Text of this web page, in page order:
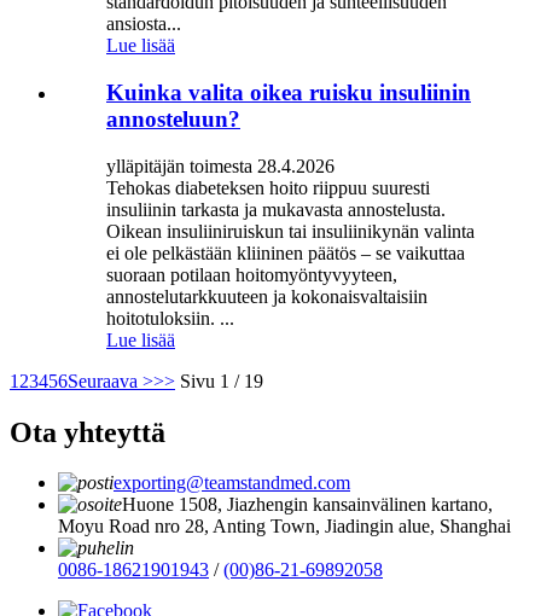
ansiosta...
Lue lisää
Kuinka valita oikea ruisku insuliinin
annosteluun?
ylläpitäjän toimesta 28.4.2026
Tehokas diabeteksen hoito riippuu suuresti
insuliinin tarkasta ja mukavasta annostelusta.
Oikean insuliiniruiskun tai insuliinikynän valinta
ei ole pelkästään kliininen päätös – se vaikuttaa
suoraan potilaan hoitomyöntyvyyteen,
annostelutarkkuuteen ja kokonaisvaltaisiin
hoitotuloksiin. ...
Lue lisää
1 23456Seuraava >>> Sivu 1 / 19
Ota yhteyttä
exporting@teamstandmed.com
Huone 1508, Jiazhengin kansainvälinen kartano,
Moyu Road nro 28, Anting Town, Jiadingin alue, Shanghai
0086-18621901943 /(00)86-21-69892058